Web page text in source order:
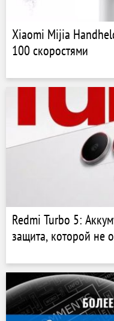
Xiaomi Mijia
100 скоростями
Redmi Turbo 5:
защита, которой не